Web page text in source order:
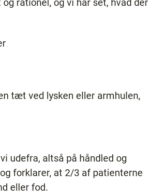
rationel, og vi har set, hvad der
tæt ved lysken eller armhulen,
udefra, altså på håndled og
forklarer, at 2/3 af patienterne
eller fod.